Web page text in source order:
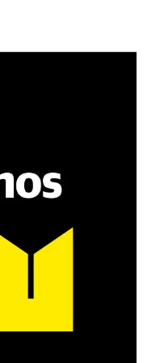
de Agostina.
encarnar la
41 años.